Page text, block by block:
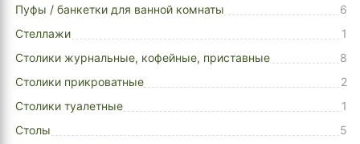
Пуфы / банкетки для ванной комнаты
6
Стеллажи
1
Столики журнальные, кофейные, приставные
8
Столики прикроватные
2
Столики туалетные
1
Столы
5